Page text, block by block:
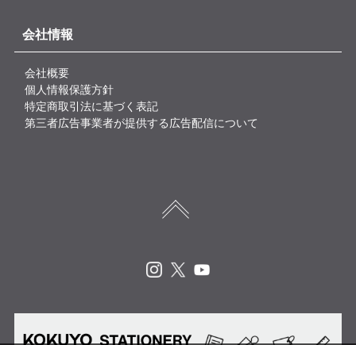
会社情報
会社概要
個人情報保護方針
特定商取引法に基づく表記
第三者広告事業者が提供する広告配信について